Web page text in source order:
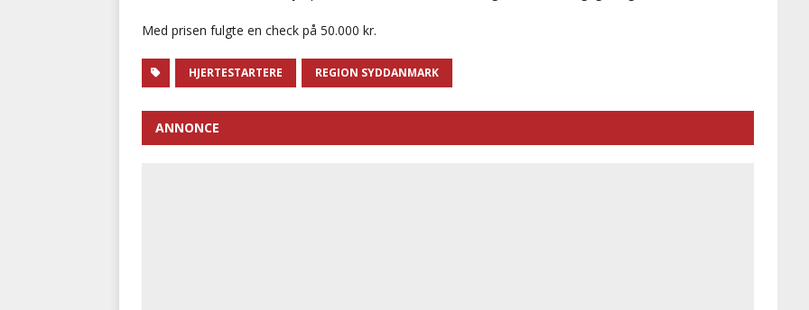
Med prisen fulgte en check på 50.000 kr.
HJERTESTARTERE REGION SYDDANMARK
ANNONCE